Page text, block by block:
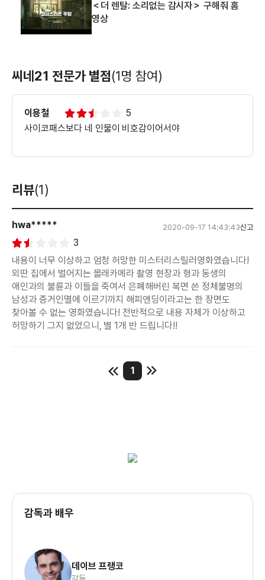
＜더 렌탈: 소리없는 감시자＞ 구해줘 홈
영상
씨네21 전문가 별점(1명 참여)
이용철
5
사이코패스보다 네 인물이 비호감이어서야
리뷰(1)
hwa***** 2020-09-17 14:43:43신고
3
내용이 너무 이상하고 엄청 허망한 미스터리스릴러영화였습니다!
외딴 집에서 벌어지는 몰래카메라 촬영 현장과 형과 동생의
애인과의 불륜과 이들을 죽여서 은폐해버린 복면 쓴 정체불명의
남성과 증거인멸에 이르기까지 해피엔딩이라고는 한 장면도
찾아볼 수 없는 영화였습니다! 전반적으로 내용 자체가 이상하고
허망하기 그지 없었으니, 별 1개 반 드립니다!!
1
감독과 배우
데이브 프랭코